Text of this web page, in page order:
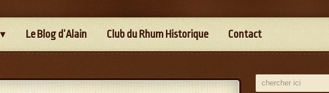
Le Blog d’Alain Club du Rhum Historique Contact